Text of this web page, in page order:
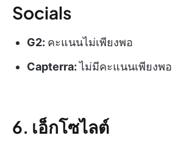
Socials
G2: คะแนนไม่เพียงพอ
Capterra:ไม่มีคะแนนเพียงพอ
6. เอ็กโซไลต์